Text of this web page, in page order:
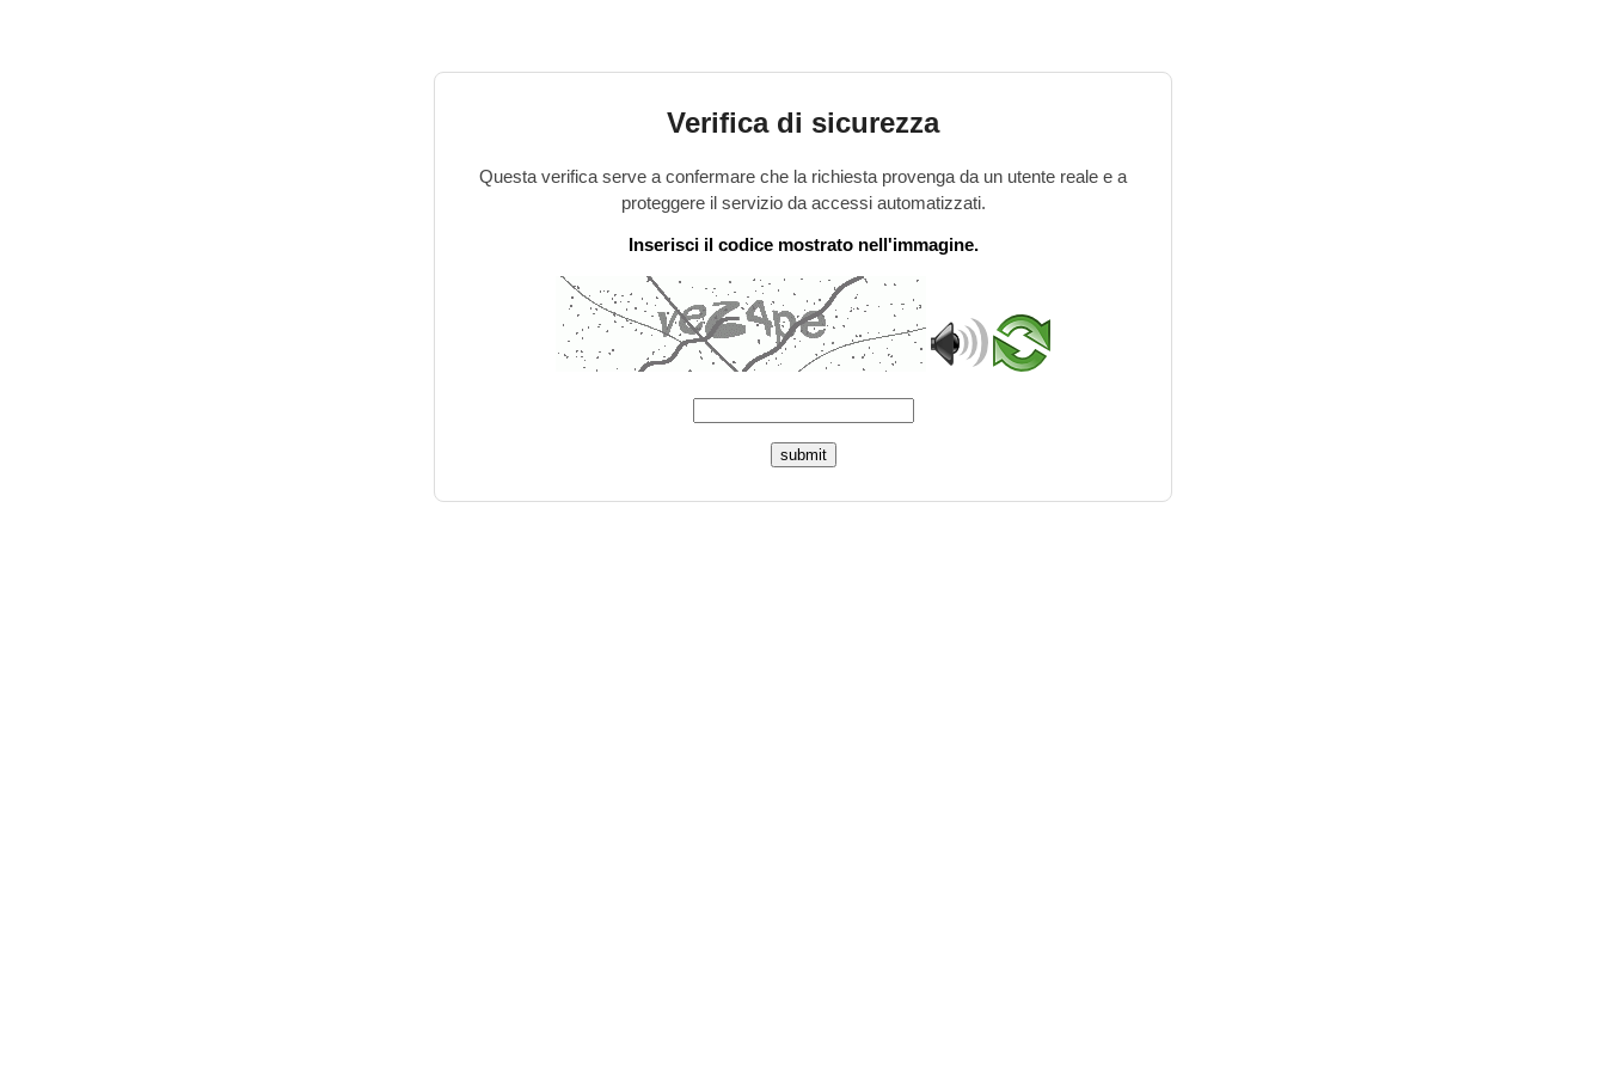
Verifica di sicurezza
Questa verifica serve a confermare che la richiesta provenga da un utente reale e a
proteggere il servizio da accessi automatizzati.
Inserisci il codice mostrato nell'immagine.
submit